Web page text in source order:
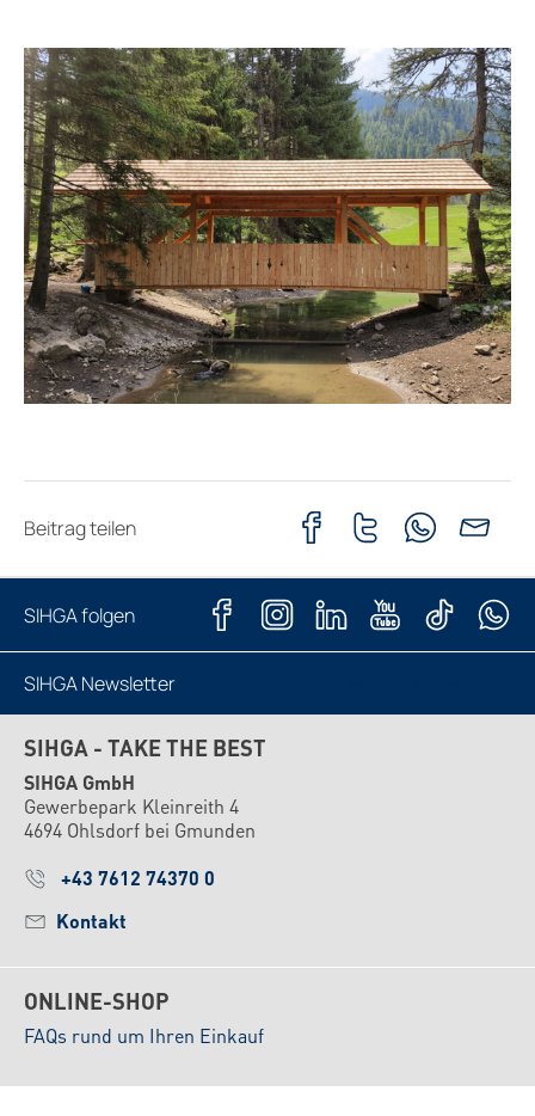
Beitrag teilen
SIHGA folgen
SIHGA Newsletter
SIHGA - TAKE THE BEST
SIHGA GmbH
Gewerbepark Kleinreith 4
4694 Ohlsdorf bei Gmunden
+43 7612 74370 0
Kontakt
ONLINE-SHOP
FAQs rund um Ihren Einkauf